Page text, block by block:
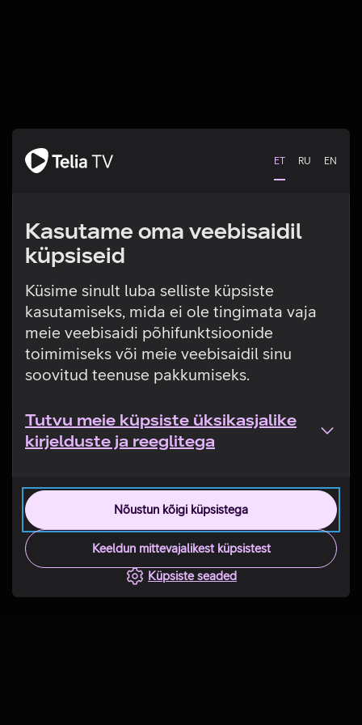
ET RU EN
Kasutame oma veebisaidil
küpsiseid
Küsime sinult luba selliste küpsiste
kasutamiseks, mida ei ole tingimata vaja
meie veebisaidi põhifunktsioonide
toimimiseks või meie veebisaidil sinu
soovitud teenuse pakkumiseks.
Tutvu meie küpsiste üksikasjalike
kirjelduste ja reeglitega
Nõustun kõigi küpsistega
Keeldun mittevajalikest küpsistest
Küpsiste seaded
Tehniline viga